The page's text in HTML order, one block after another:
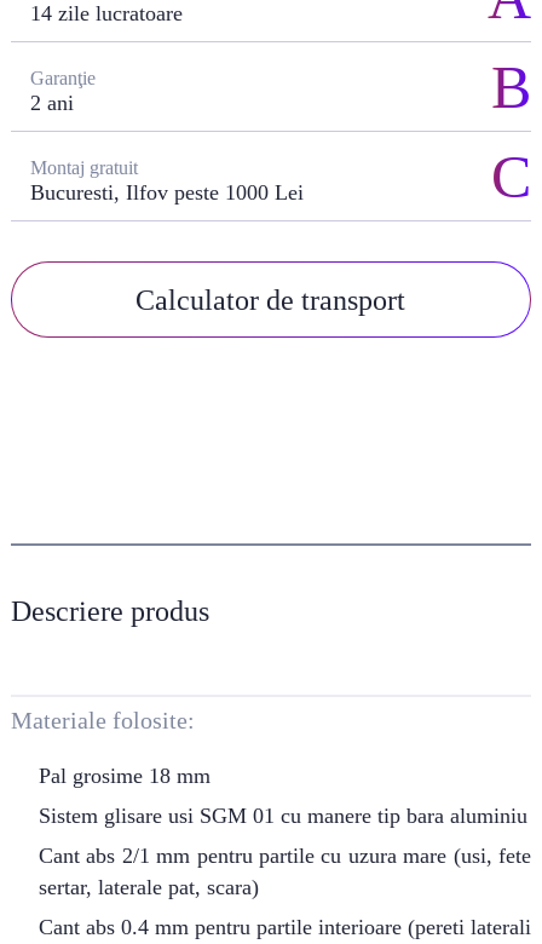
14 zile lucratoare
Garanţie
2 ani
Montaj gratuit
Bucuresti, Ilfov peste 1000 Lei
Calculator de transport
Descriere produs
Materiale folosite:
Pal grosime 18 mm
Sistem glisare usi SGM 01 cu manere tip bara aluminiu
Cant abs 2/1 mm pentru partile cu uzura mare (usi, fete
sertar, laterale pat, scara)
Cant abs 0.4 mm pentru partile interioare (pereti laterali